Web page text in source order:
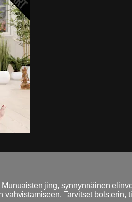
jing, synnynnäinen
Tarvitset bolsterin,